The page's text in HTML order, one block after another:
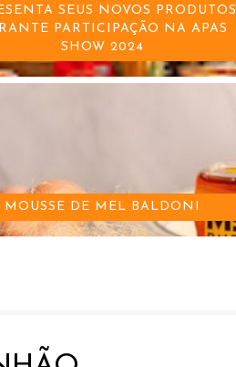
SEUS NOVOS PRODUTOS
PARTICIPAÇÃO NA APAS
SHOW 2024
MOUSSE DE MEL BALDONI